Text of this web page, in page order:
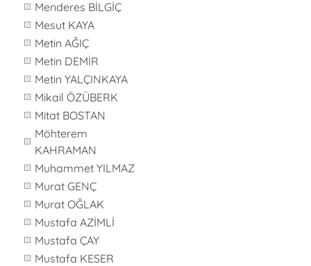
Menderes BİLGİÇ
Mesut KAYA
Metin AĞIÇ
Metin DEMİR
Metin YALÇINKAYA
Mikail ÖZÜBERK
Mitat BOSTAN
Möhterem
KAHRAMAN
Muhammet YILMAZ
Murat GENÇ
Murat OĞLAK
Mustafa AZİMLİ
Mustafa ÇAY
Mustafa KESER